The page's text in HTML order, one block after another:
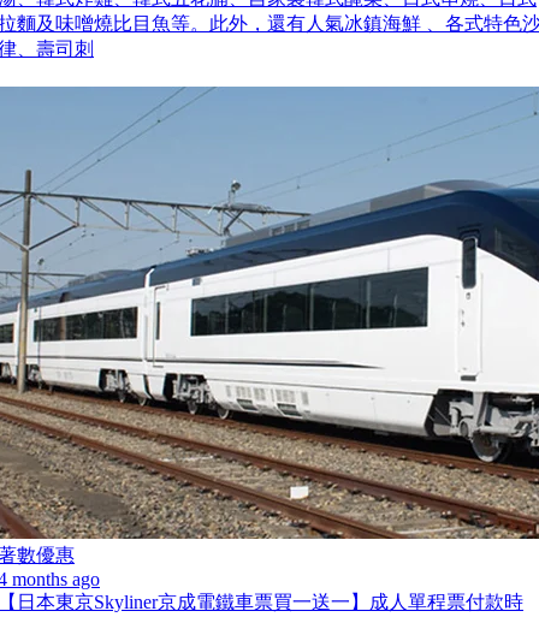
麵及味噌燒比目魚等。此外，還有人氣冰鎮海鮮 、各式特色
、壽司刺
數優惠
months ago
日本東京Skyliner京成電鐵車票買一送一】成人單程票付款時